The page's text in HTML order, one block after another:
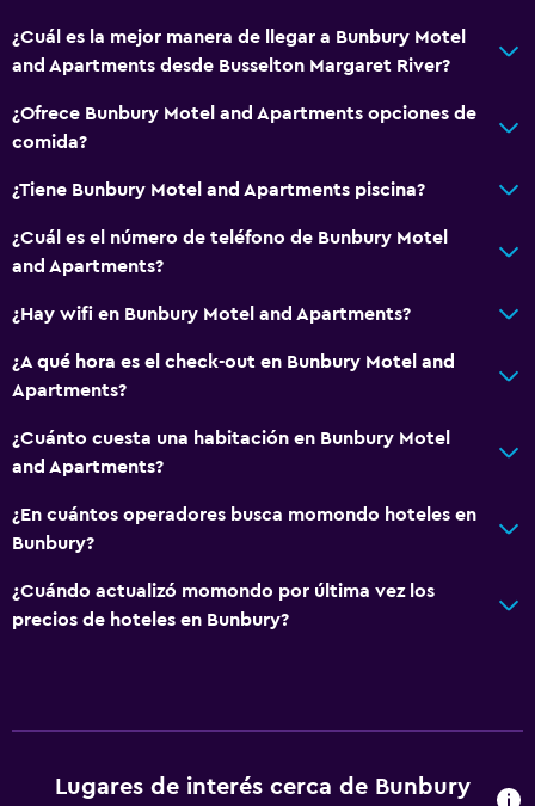
Cocina
Tostadora
Comedor
Cocina
Cocineta
Inodoro adaptado
Bañera de hidromasaje
Aseo
Baño privado
Sillas de playa
¿Cuál es la mejor manera de llegar a Bunbury Motel
and Apartments desde Busselton Margaret River?
¿Ofrece Bunbury Motel and Apartments opciones de
comida?
¿Tiene Bunbury Motel and Apartments piscina?
¿Cuál es el número de teléfono de Bunbury Motel
and Apartments?
¿Hay wifi en Bunbury Motel and Apartments?
¿A qué hora es el check-out en Bunbury Motel and
Apartments?
¿Cuánto cuesta una habitación en Bunbury Motel
and Apartments?
¿En cuántos operadores busca momondo hoteles en
Bunbury?
¿Cuándo actualizó momondo por última vez los
precios de hoteles en Bunbury?
Lugares de interés cerca de Bunbury